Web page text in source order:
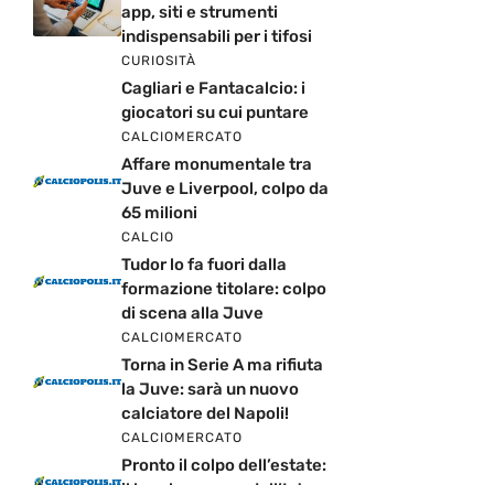
app, siti e strumenti
indispensabili per i tifosi
CURIOSITÀ
Cagliari e Fantacalcio: i
giocatori su cui puntare
CALCIOMERCATO
Affare monumentale tra
Juve e Liverpool, colpo da
65 milioni
CALCIO
Tudor lo fa fuori dalla
formazione titolare: colpo
di scena alla Juve
CALCIOMERCATO
Torna in Serie A ma rifiuta
la Juve: sarà un nuovo
calciatore del Napoli!
CALCIOMERCATO
Pronto il colpo dell’estate: